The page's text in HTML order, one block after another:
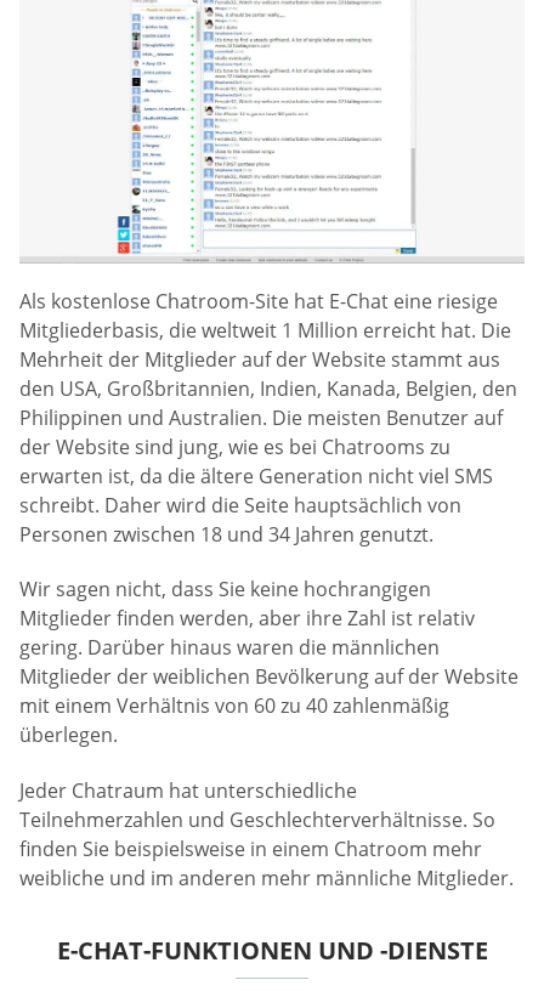
Als kostenlose Chatroom-Site hat E-Chat eine riesige
Mitgliederbasis, die weltweit 1 Million erreicht hat. Die
Mehrheit der Mitglieder auf der Website stammt aus
den USA, Großbritannien, Indien, Kanada, Belgien, den
Philippinen und Australien. Die meisten Benutzer auf
der Website sind jung, wie es bei Chatrooms zu
erwarten ist, da die ältere Generation nicht viel SMS
schreibt. Daher wird die Seite hauptsächlich von
Personen zwischen 18 und 34 Jahren genutzt.
Wir sagen nicht, dass Sie keine hochrangigen
Mitglieder finden werden, aber ihre Zahl ist relativ
gering. Darüber hinaus waren die männlichen
Mitglieder der weiblichen Bevölkerung auf der Website
mit einem Verhältnis von 60 zu 40 zahlenmäßig
überlegen.
Jeder Chatraum hat unterschiedliche
Teilnehmerzahlen und Geschlechterverhältnisse. So
finden Sie beispielsweise in einem Chatroom mehr
weibliche und im anderen mehr männliche Mitglieder.
E-CHAT-FUNKTIONEN UND -DIENSTE